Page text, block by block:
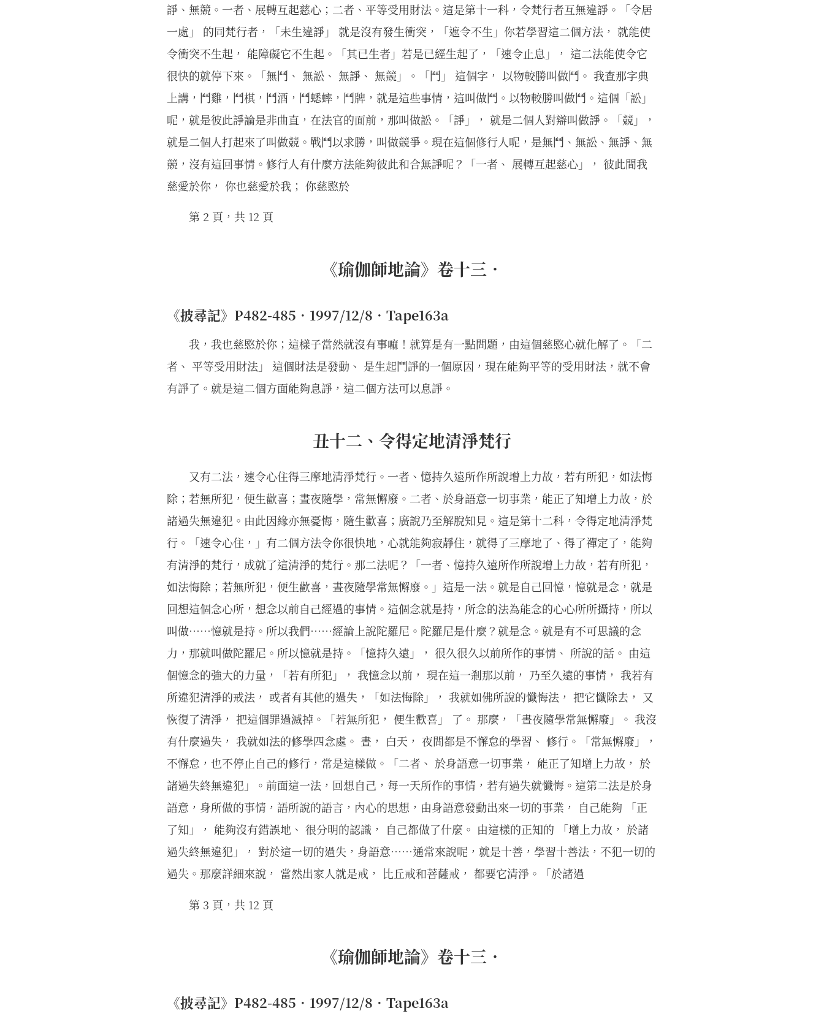
諍、無競。一者、展轉互起慈心；二者、平等受用財法。這是第十一科，令梵行者互無違諍。「令居
一處」 的同梵行者，「未生違諍」 就是沒有發生衝突，「遮令不生」你若學習這二個方法， 就能使
令衝突不生起， 能障礙它不生起。「其已生者」若是已經生起了，「速令止息」， 這二法能使令它
很快的就停下來。「無鬥、 無訟、 無諍、 無競」。「鬥」 這個字， 以物較勝叫做鬥。 我查那字典
上講，鬥雞，鬥棋，鬥酒，鬥蟋蟀，鬥牌，就是這些事情，這叫做鬥。以物較勝叫做鬥。這個「訟」
呢，就是彼此諍論是非曲直，在法官的面前，那叫做訟。「諍」， 就是二個人對辯叫做諍。「競」，
就是二個人打起來了叫做競。戰鬥以求勝，叫做競爭。現在這個修行人呢，是無鬥、無訟、無諍、無
競，沒有這回事情。修行人有什麼方法能夠彼此和合無諍呢？「一者、 展轉互起慈心」， 彼此間我
慈愛於你， 你也慈愛於我； 你慈愍於
第 2 頁，共 12 頁
《瑜伽師地論》卷十三．
《披尋記》P482-485．1997/12/8．Tape163a
我，我也慈愍於你；這樣子當然就沒有事嘛！就算是有一點問題，由這個慈愍心就化解了。「二
者、 平等受用財法」 這個財法是發動、 是生起鬥諍的一個原因，現在能夠平等的受用財法，就不會
有諍了。就是這二個方面能夠息諍，這二個方法可以息諍。
丑十二、令得定地清淨梵行
又有二法，速令心住得三摩地清淨梵行。一者、憶持久遠所作所說增上力故，若有所犯，如法悔
除；若無所犯，便生歡喜；晝夜隨學，常無懈廢。二者、於身語意一切事業，能正了知增上力故，於
諸過失無違犯。由此因緣亦無憂悔，隨生歡喜；廣說乃至解脫知見。這是第十二科，令得定地清淨梵
行。「速令心住，」有二個方法令你很快地，心就能夠寂靜住，就得了三摩地了、得了禪定了，能夠
有清淨的梵行，成就了這清淨的梵行。那二法呢？「一者、憶持久遠所作所說增上力故，若有所犯，
如法悔除；若無所犯，便生歡喜，晝夜隨學常無懈廢。」這是一法。就是自己回憶，憶就是念，就是
回想這個念心所，想念以前自己經過的事情。這個念就是持，所念的法為能念的心心所所攝持，所以
叫做……憶就是持。所以我們……經論上說陀羅尼。陀羅尼是什麼？就是念。就是有不可思議的念
力，那就叫做陀羅尼。所以憶就是持。「憶持久遠」， 很久很久以前所作的事情、 所說的話。 由這
個憶念的強大的力量，「若有所犯」， 我憶念以前， 現在這一剎那以前， 乃至久遠的事情， 我若有
所違犯清淨的戒法， 或者有其他的過失，「如法悔除」， 我就如佛所說的懺悔法， 把它懺除去， 又
恢復了清淨， 把這個罪過滅掉。「若無所犯， 便生歡喜」 了。 那麼，「晝夜隨學常無懈廢」。 我沒
有什麼過失， 我就如法的修學四念處。 晝， 白天， 夜間都是不懈怠的學習、 修行。「常無懈廢」，
不懈怠，也不停止自己的修行，常是這樣做。「二者、 於身語意一切事業， 能正了知增上力故， 於
諸過失終無違犯」。前面這一法，回想自己，每一天所作的事情，若有過失就懺悔。這第二法是於身
語意，身所做的事情，語所說的語言，內心的思想，由身語意發動出來一切的事業， 自己能夠 「正
了知」， 能夠沒有錯誤地、 很分明的認識， 自己都做了什麼。 由這樣的正知的 「增上力故， 於諸
過失終無違犯」， 對於這一切的過失，身語意……通常來說呢，就是十善，學習十善法，不犯一切的
過失。那麼詳細來說， 當然出家人就是戒， 比丘戒和菩薩戒， 都要它清淨。「於諸過
第 3 頁，共 12 頁
《瑜伽師地論》卷十三．
《披尋記》P482-485．1997/12/8．Tape163a